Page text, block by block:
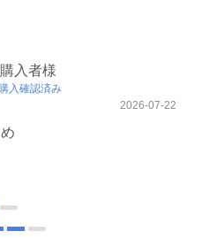
入者様
入確認済み
2026-07-22